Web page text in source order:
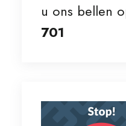
u ons bellen
701